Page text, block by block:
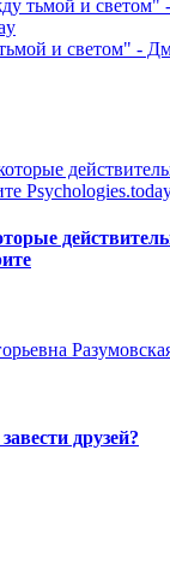
и светом" -
друзей?